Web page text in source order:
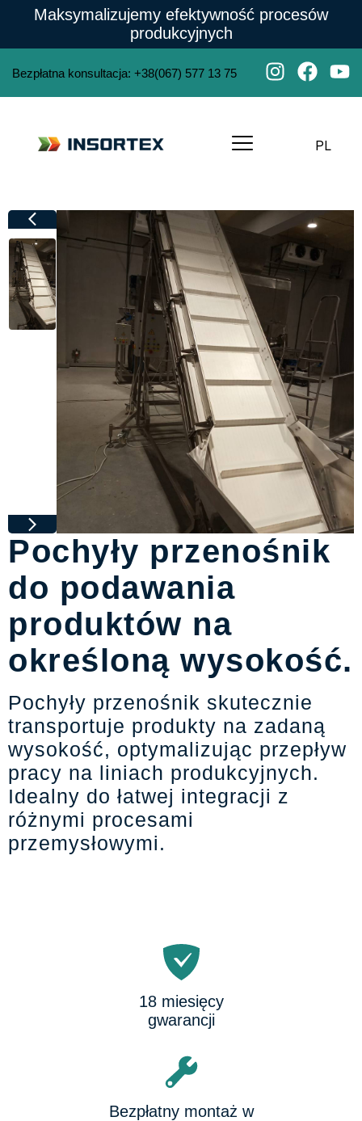
Maksymalizujemy efektywność procesów
produkcyjnych
Bezpłatna konsultacja: +38(067) 577 13 75
PL
Pochyły przenośnik
do podawania
produktów na
określoną wysokość.
Pochyły przenośnik skutecznie
transportuje produkty na zadaną
wysokość, optymalizując przepływ
pracy na liniach produkcyjnych.
Idealny do łatwej integracji z
różnymi procesami
przemysłowymi.
18 miesięcy
gwarancji
Bezpłatny montaż w